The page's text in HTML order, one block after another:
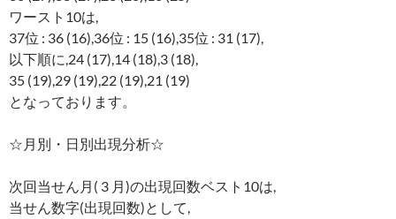
ワースト10は,
37位 : 36 (16),36位 : 15 (16),35位 : 31 (17),
以下順に,24 (17),14 (18),3 (18),
35 (19),29 (19),22 (19),21 (19)
となっております。
☆月別・日別出現分析☆
次回当せん月( 3 月)の出現回数ベスト10は,
当せん数字(出現回数)として,